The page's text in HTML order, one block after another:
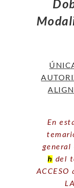
En
general
h del
ACCESO